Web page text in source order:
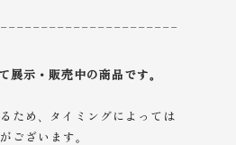
展示・販売中の商品です。
ため、タイミングによっては
ございます。